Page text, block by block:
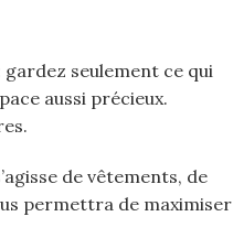
seulement ce qui
aussi précieux.
de vêtements, de
permettra de maximiser